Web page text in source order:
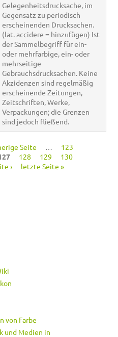
Gelegenheitsdrucksache, im
Gegensatz zu periodisch
erscheinenden Drucksachen.
(lat. accidere = hinzufügen) Ist
der Sammelbegriff für ein-
oder mehrfarbige, ein- oder
mehrseitige
Gebrauchsdrucksachen. Keine
Akzidenzen sind regelmäßig
erscheinende Zeitungen,
Zeitschriften, Werke,
Verpackungen; die Grenzen
sind jedoch fließend.
Seite …
123
128 129
130
› letzte Seite »
von Farbe
und Medien in